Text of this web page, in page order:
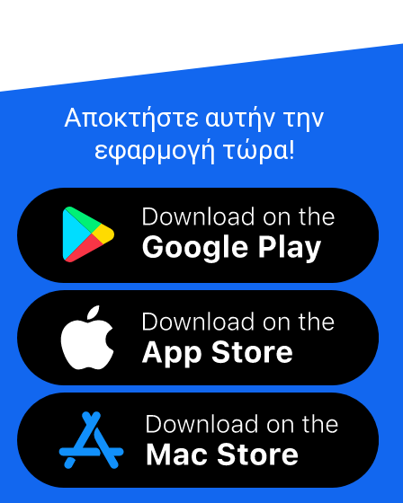
Αποκτήστε αυτήν την
εφαρμογή τώρα!